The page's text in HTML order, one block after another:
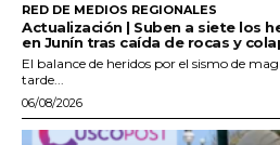
RED DE MEDIOS REGIONALES
Actualización | Suben a siete los
en Junín tras caída de rocas y
El balance de heridos por el sismo de
tarde...
06/08/2026